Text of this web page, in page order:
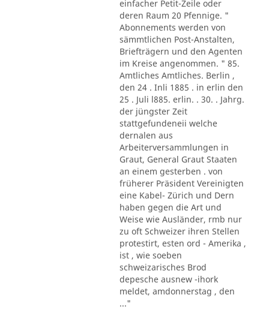
einfacher Petit-Zeile oder
deren Raum 20 Pfennige. "
Abonnements werden von
sämmtlichen Post-Anstalten,
Briefträgern und den Agenten
im Kreise angenommen. " 85.
Amtliches Amtliches. Berlin ,
den 24 . Inli 1885 . in erlin den
25 . Juli l885. erlin. . 30. . Jahrg.
der jüngster Zeit
stattgefundeneii welche
dernalen aus
Arbeiterversammlungen in
Graut, General Graut Staaten
an einem gesterben . von
früherer Präsident Vereinigten
eine Kabel- Zürich und Dern
haben gegen die Art und
Weise wie Ausländer, rmb nur
zu oft Schweizer ihren Stellen
protestirt, esten ord - Amerika ,
ist , wie soeben
schweizarisches Brod
depesche ausnew -ihork
meldet, amdonnerstag , den
..."